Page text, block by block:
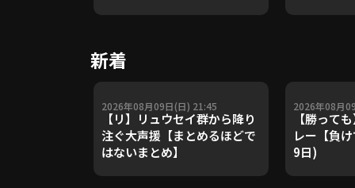
新着
2026年08月09日(日) 21:45
【リ】リュウセイ群から降り
注ぐ大声援【まとめるほどで
はないまとめ】
2026年08月
【勝って
レー【負
9日)